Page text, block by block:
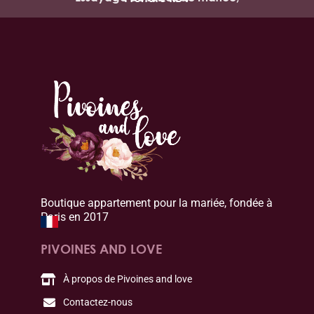
Boutique appartement pour la mariée, fondée à
Paris en 2017
PIVOINES AND LOVE
À propos de Pivoines and love
Contactez-nous